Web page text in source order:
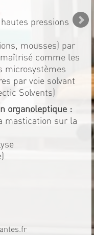
pressions
mousses) par
comme les
microsystèmes
par voie solvant
Solvents)
organoleptique :
mastication sur la